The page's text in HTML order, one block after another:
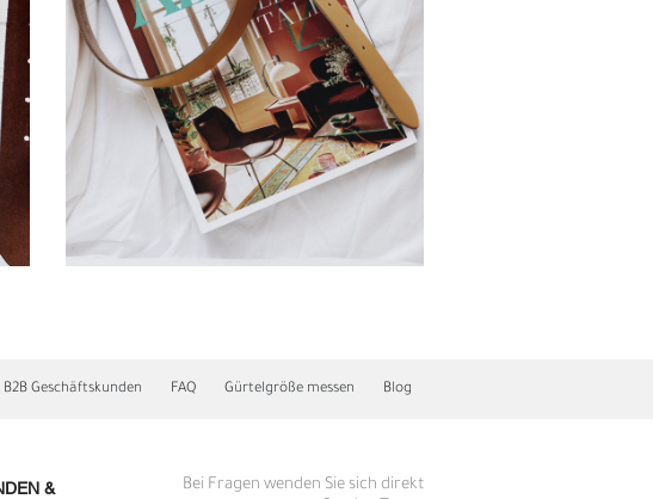
B2B Geschäftskunden FAQ Gürtelgröße messen Blog
&
Bei Fragen wenden Sie sich direkt